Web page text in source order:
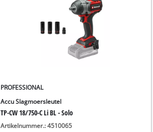
PROFESSIONAL
Accu Slagmoersleutel
TP-CW 18/750-C Li BL - Solo
Artikelnummer.: 4510065